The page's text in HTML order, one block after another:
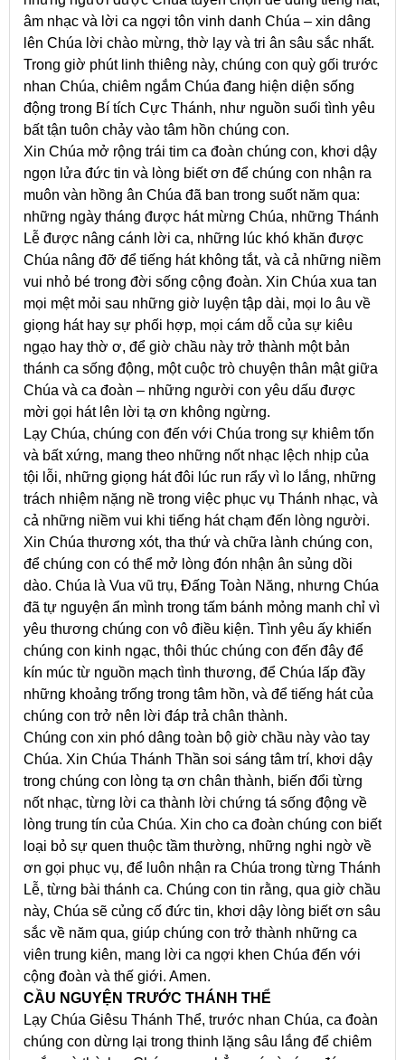
âm nhạc và lời ca ngợi tôn vinh danh Chúa – xin dâng
lên Chúa lời chào mừng, thờ lạy và tri ân sâu sắc nhất.
Trong giờ phút linh thiêng này, chúng con quỳ gối trước
nhan Chúa, chiêm ngắm Chúa đang hiện diện sống
động trong Bí tích Cực Thánh, như nguồn suối tình yêu
bất tận tuôn chảy vào tâm hồn chúng con.
Xin Chúa mở rộng trái tim ca đoàn chúng con, khơi dậy
ngọn lửa đức tin và lòng biết ơn để chúng con nhận ra
muôn vàn hồng ân Chúa đã ban trong suốt năm qua:
những ngày tháng được hát mừng Chúa, những Thánh
Lễ được nâng cánh lời ca, những lúc khó khăn được
Chúa nâng đỡ để tiếng hát không tắt, và cả những niềm
vui nhỏ bé trong đời sống cộng đoàn. Xin Chúa xua tan
mọi mệt mỏi sau những giờ luyện tập dài, mọi lo âu về
giọng hát hay sự phối hợp, mọi cám dỗ của sự kiêu
ngạo hay thờ ơ, để giờ chầu này trở thành một bản
thánh ca sống động, một cuộc trò chuyện thân mật giữa
Chúa và ca đoàn – những người con yêu dấu được
mời gọi hát lên lời tạ ơn không ngừng.
Lạy Chúa, chúng con đến với Chúa trong sự khiêm tốn
và bất xứng, mang theo những nốt nhạc lệch nhịp của
tội lỗi, những giọng hát đôi lúc run rẩy vì lo lắng, những
trách nhiệm nặng nề trong việc phục vụ Thánh nhạc, và
cả những niềm vui khi tiếng hát chạm đến lòng người.
Xin Chúa thương xót, tha thứ và chữa lành chúng con,
để chúng con có thể mở lòng đón nhận ân sủng dồi
dào. Chúa là Vua vũ trụ, Đấng Toàn Năng, nhưng Chúa
đã tự nguyện ẩn mình trong tấm bánh mỏng manh chỉ vì
yêu thương chúng con vô điều kiện. Tình yêu ấy khiến
chúng con kinh ngạc, thôi thúc chúng con đến đây để
kín múc từ nguồn mạch tình thương, để Chúa lấp đầy
những khoảng trống trong tâm hồn, và để tiếng hát của
chúng con trở nên lời đáp trả chân thành.
Chúng con xin phó dâng toàn bộ giờ chầu này vào tay
Chúa. Xin Chúa Thánh Thần soi sáng tâm trí, khơi dậy
trong chúng con lòng tạ ơn chân thành, biến đổi từng
nốt nhạc, từng lời ca thành lời chứng tá sống động về
lòng trung tín của Chúa. Xin cho ca đoàn chúng con biết
loại bỏ sự quen thuộc tầm thường, những nghi ngờ về
ơn gọi phục vụ, để luôn nhận ra Chúa trong từng Thánh
Lễ, từng bài thánh ca. Chúng con tin rằng, qua giờ chầu
này, Chúa sẽ củng cố đức tin, khơi dậy lòng biết ơn sâu
sắc về năm qua, giúp chúng con trở thành những ca
viên trung kiên, mang lời ca ngợi khen Chúa đến với
cộng đoàn và thế giới. Amen.
CẦU NGUYỆN TRƯỚC THÁNH THỂ
Lạy Chúa Giêsu Thánh Thể, trước nhan Chúa, ca đoàn
chúng con dừng lại trong thinh lặng sâu lắng để chiêm